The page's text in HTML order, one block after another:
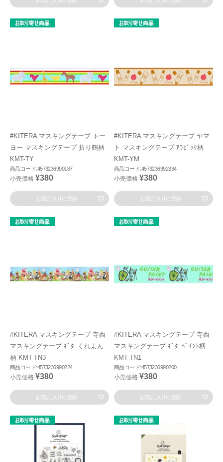
#KITERA マスキングテープ トー
ヨー マスキングテープ 折り鶴柄
KMT-TY
商品コード:4573236990187
小売価格 ¥380
お気に入りに登録
#KITERA マスキングテープ ヤマ
ト マスキングテープ ｱﾗﾋﾞｯｸ柄
KMT-YM
商品コード:4573236992334
小売価格 ¥380
お気に入りに登録
#KITERA マスキングテープ 寺西
マスキングテープ ｷﾞﾀｰくれよん
柄 KMT-TN3
商品コード:4573236990224
小売価格 ¥380
お気に入りに登録
#KITERA マスキングテープ 寺西
マスキングテープ ｷﾞﾀｰﾍﾟｲﾝﾄ柄
KMT-TN1
商品コード:4573236990200
小売価格 ¥380
お気に入りに登録